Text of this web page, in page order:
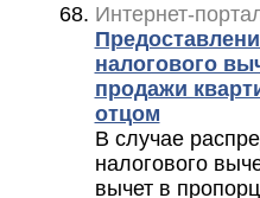
Интернет-
налогового
продажи
отцом
В случае
налогового
вычет в